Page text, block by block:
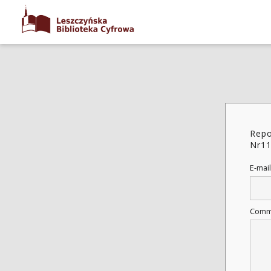
E-mail